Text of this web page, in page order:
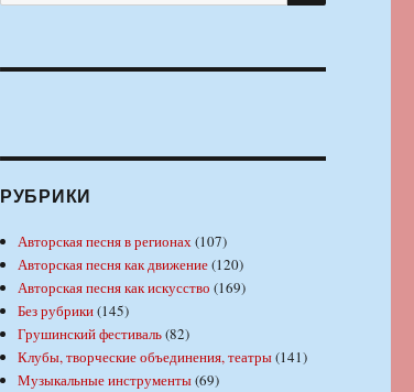
РУБРИКИ
Авторская песня в регионах(107)
Авторская песня как движение(120)
Авторская песня как искусство (169)
Без рубрики(145)
Грушинский фестиваль(82)
Клубы, творческие объединения, театры(141)
Музыкальные инструменты(69)